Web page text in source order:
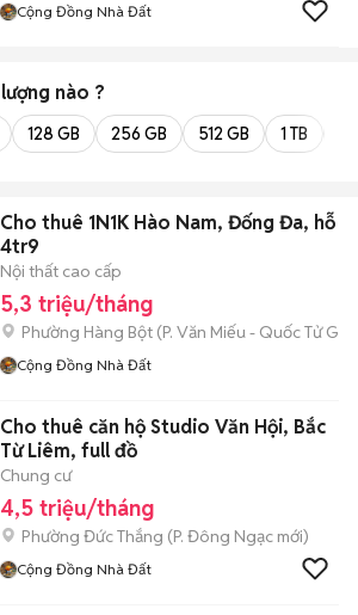
Cộng Đồng Nhà Đất
nào ?
128 GB 256 GB 512 GB 1 TB
Cho thuê 1N1K Hào Nam, Đống Đa, hỗ
4tr9
Nội thất cao cấp
5,3 triệu/tháng
Phường Hàng Bột (P. Văn Miếu - Quốc Tử
Cộng Đồng Nhà Đất
Cho thuê căn hộ Studio Văn Hội, Bắc
Từ Liêm, full đồ
Chung cư
4,5 triệu/tháng
Phường Đức Thắng (P. Đông Ngạc mới)
Cộng Đồng Nhà Đất